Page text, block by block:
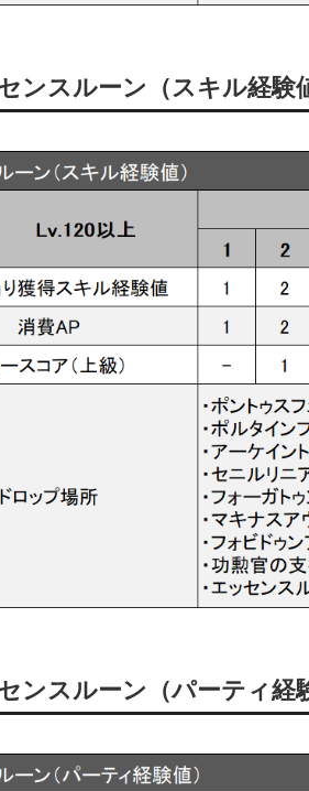
ンスルーン（スキル経験
ンスルーン（パーティ経